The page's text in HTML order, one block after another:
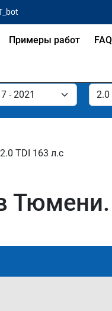
Примеры работ FAQ
2.0 TDI 163 л.с
Тюмени.